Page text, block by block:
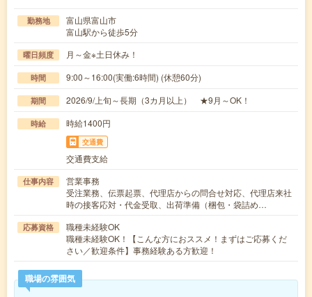
勤務地
富山県富山市
富山駅から徒歩5分
曜日頻度 月～金※土日休み！
時間 9:00～16:00(実働:6時間) (休憩60分)
期間 2026/9/上旬～長期（3カ月以上） ★9月～OK！
時給 時給1400円
交通費
交通費支給
仕事内容
営業事務
受注業務、伝票起票、代理店からの問合せ対応、代理店来社
時の接客応対・代金受取、出荷準備（梱包・袋詰め…
応募資格
職種未経験OK
職種未経験OK！【こんな方におススメ！まずはご応募くだ
さい／歓迎条件】事務経験ある方歓迎！
職場の雰囲気